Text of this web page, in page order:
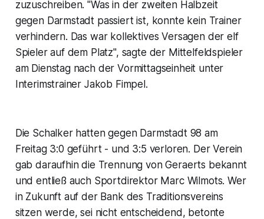
zuzuschreiben. "Was in der zweiten Halbzeit
gegen Darmstadt passiert ist, konnte kein Trainer
verhindern. Das war kollektives Versagen der elf
Spieler auf dem Platz", sagte der Mittelfeldspieler
am Dienstag nach der Vormittagseinheit unter
Interimstrainer Jakob Fimpel.
Die Schalker hatten gegen Darmstadt 98 am
Freitag 3:0 geführt - und 3:5 verloren. Der Verein
gab daraufhin die Trennung von Geraerts bekannt
und entließ auch Sportdirektor Marc Wilmots. Wer
in Zukunft auf der Bank des Traditionsvereins
sitzen werde, sei nicht entscheidend, betonte